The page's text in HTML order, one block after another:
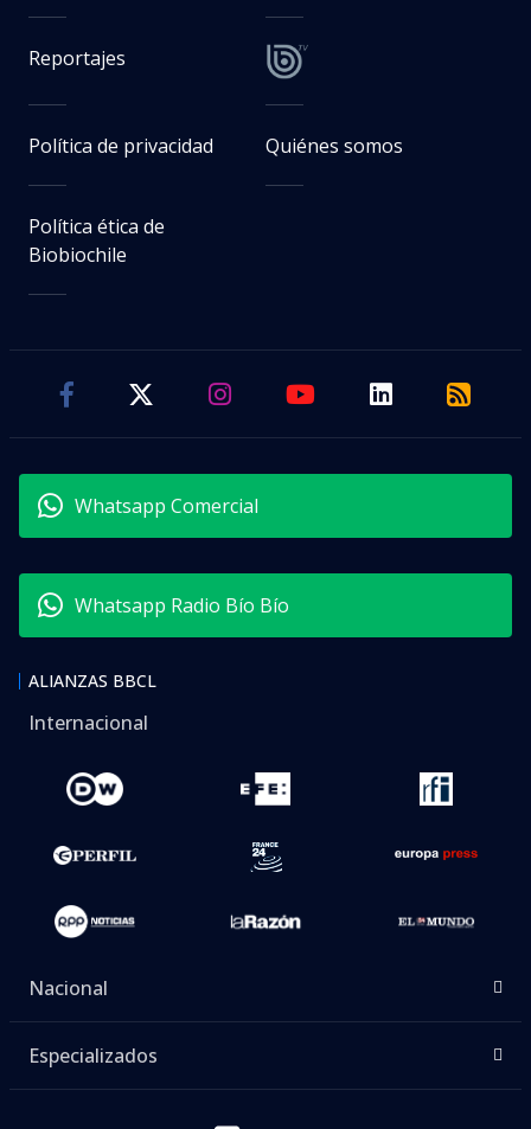
Reportajes
Política de privacidad Quiénes somos
Política ética de
Biobiochile
Whatsapp Comercial
Whatsapp Radio Bío Bío
ALIANZAS BBCL
Internacional
Nacional
Especializados